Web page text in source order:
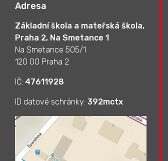
Adresa
Základní škola a mateřská škola,
Praha 2, Na Smetance 1
Na Smetance 505/1
120 00 Praha 2
IČ: 47611928
ID datové schránky: 392mctx